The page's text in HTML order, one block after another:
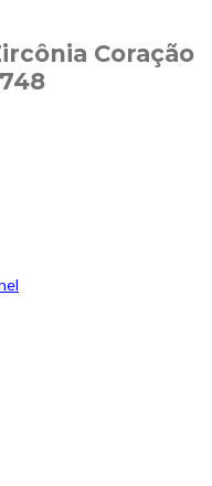
Coração